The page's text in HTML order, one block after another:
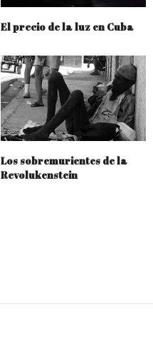
El precio de la luz en Cuba
Los sobremurientes de la
Revolukenstein